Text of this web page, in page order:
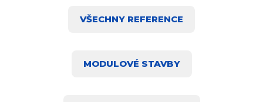
VŠECHNY REFERENCE
MODULOVÉ STAVBY